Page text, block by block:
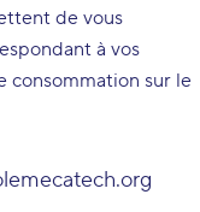
de vous
à vos
consommation sur le